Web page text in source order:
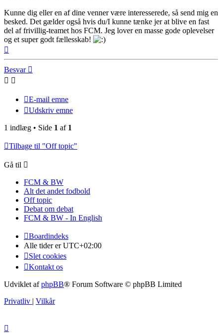
Kunne dig eller en af dine venner være interesserede, så send mig en
besked. Det gælder også hvis du/I kunne tænke jer at blive en fast
del af frivillig-teamet hos FCM. Jeg lover en masse gode oplevelser
og et super godt fællesskab!
Besvar
E-mail emne
Udskriv emne
1 indlæg • Side 1 af 1
Tilbage til "Off topic"
Gå til
FCM & BW
Alt det andet fodbold
Off topic
Debat om debat
FCM & BW - In English
Boardindeks
Alle tider erUTC+02:00
Slet cookies
Kontakt os
Udviklet afphpBB® Forum Software © phpBB Limited
Privatliv | Vilkår